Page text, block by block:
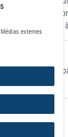
permet un travail
être adaptées
(ST37) d'une
Médias externes